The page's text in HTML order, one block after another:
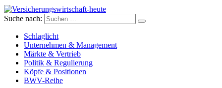
Versicherungswirtschaft-heute
Suche nach:
Schlaglicht
Unternehmen & Management
Märkte & Vertrieb
Politik & Regulierung
Köpfe & Positionen
BWV-Reihe